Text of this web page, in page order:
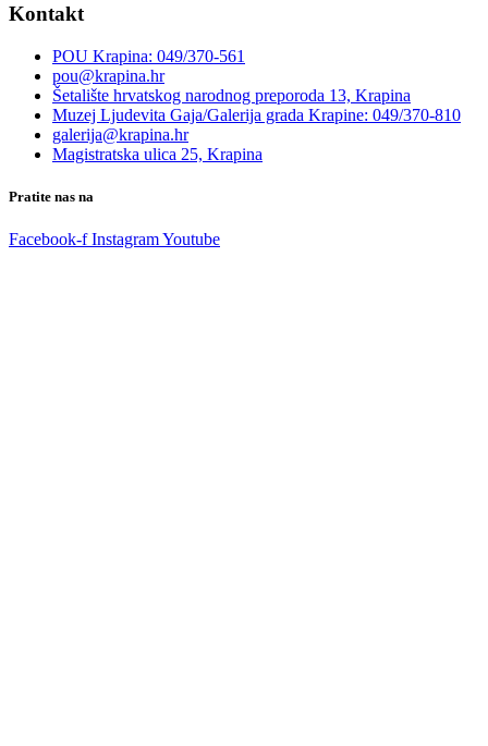
Kontakt
POU Krapina: 049/370-561
pou@krapina.hr
Šetalište hrvatskog narodnog preporoda 13, Krapina
Muzej Ljudevita Gaja/Galerija grada Krapine: 049/370-810
galerija@krapina.hr
Magistratska ulica 25, Krapina
Pratite nas na
Facebook-f InstagramYoutube